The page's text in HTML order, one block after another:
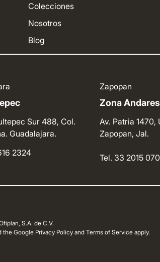
Colecciones
Nosotros
Blog
Sur 488, Col.
Guadalajara.
2324
Zapopan
Zona Andares
Av. Patria
Zapopan, Jal.
Tel. 33 2015
S.A. de C.V.
Google Privacy Policy and Terms of Service apply.